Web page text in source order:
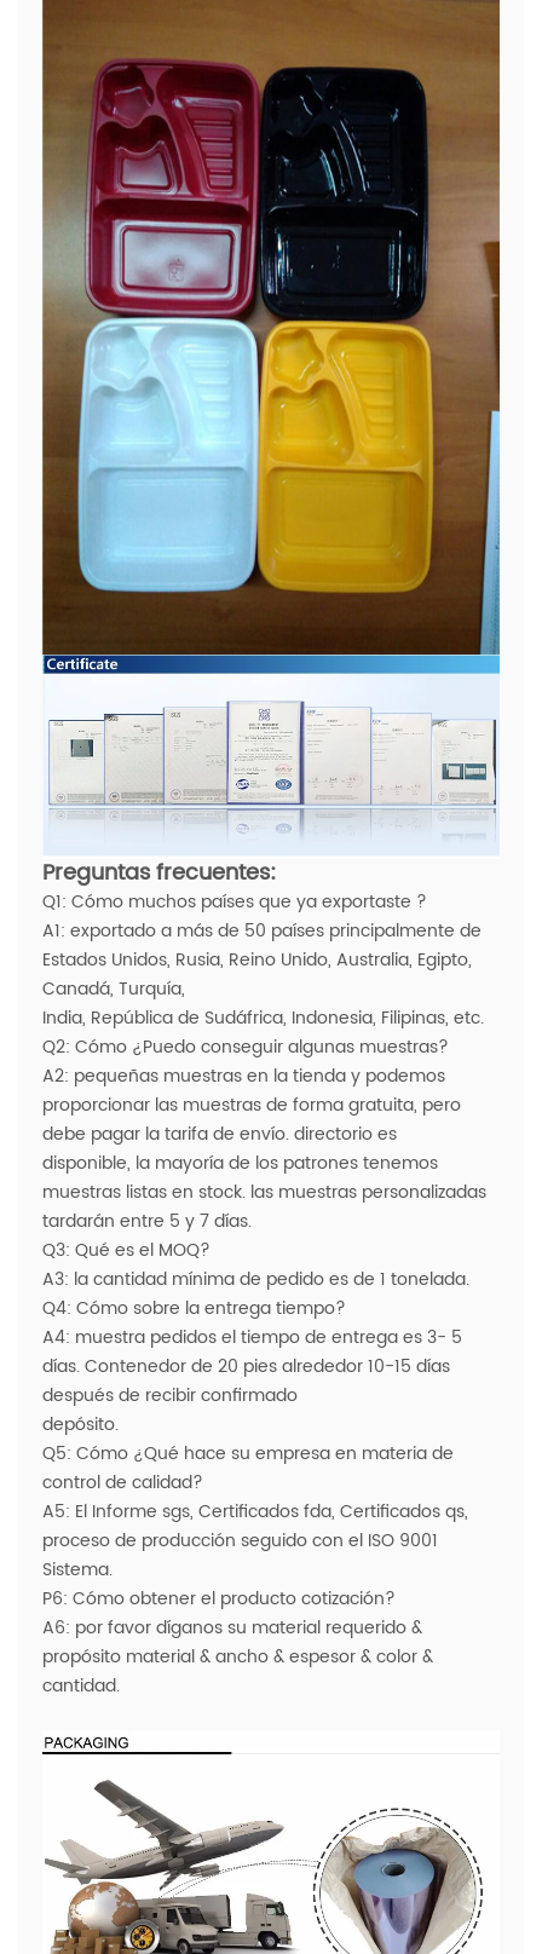
Preguntas frecuentes:
Q1: Cómo muchos países que ya exportaste ?
A1: exportado a más de 50 países principalmente de
Estados Unidos, Rusia, Reino Unido, Australia, Egipto,
Canadá, Turquía,
India, República de Sudáfrica, Indonesia, Filipinas, etc.
Q2: Cómo ¿Puedo conseguir algunas muestras?
A2: pequeñas muestras en la tienda y podemos
proporcionar las muestras de forma gratuita, pero
debe pagar la tarifa de envío. directorio es
disponible, la mayoría de los patrones tenemos
muestras listas en stock. las muestras personalizadas
tardarán entre 5 y 7 días.
Q3: Qué es el MOQ?
A3: la cantidad mínima de pedido es de 1 tonelada.
Q4: Cómo sobre la entrega tiempo?
A4: muestra pedidos el tiempo de entrega es 3- 5
días. Contenedor de 20 pies alrededor 10-15 días
después de recibir confirmado
depósito.
Q5: Cómo ¿Qué hace su empresa en materia de
control de calidad?
A5: El Informe sgs, Certificados fda, ​​Certificados qs,
proceso de producción seguido con el ISO 9001
Sistema.
P6: Cómo obtener el producto cotización?
A6: por favor díganos su material requerido &
propósito material & ancho & espesor & color &
cantidad.